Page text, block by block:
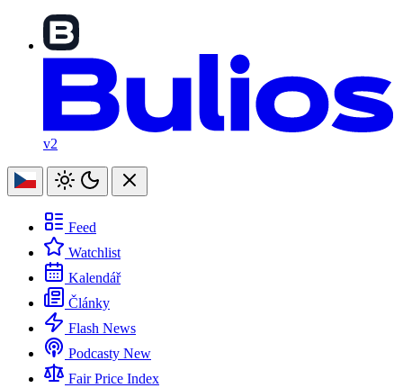
v2
Feed
Watchlist
Kalendář
Články
Flash News
Podcasty New
Fair Price Index